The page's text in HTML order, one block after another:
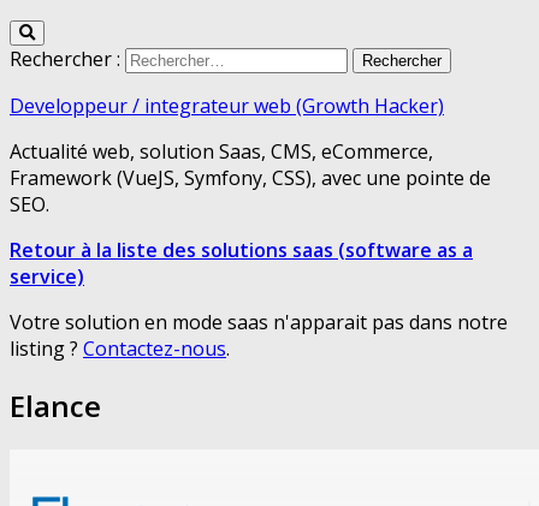
Rechercher :
Developpeur / integrateur web (Growth Hacker)
Actualité web, solution Saas, CMS, eCommerce,
Framework (VueJS, Symfony, CSS), avec une pointe de
SEO.
Retour à la liste des solutions saas (software as a
service)
Votre solution en mode saas n'apparait pas dans notre
listing ? Contactez-nous.
Elance